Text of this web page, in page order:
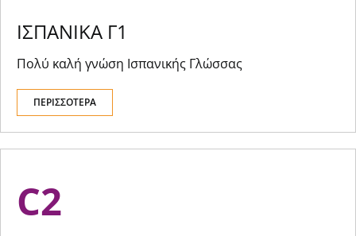
ΙΣΠΑΝΙΚΑ Γ1
Πολύ καλή γνώση Ισπανικής Γλώσσας
ΠΕΡΙΣΣΟΤΕΡΑ
C2